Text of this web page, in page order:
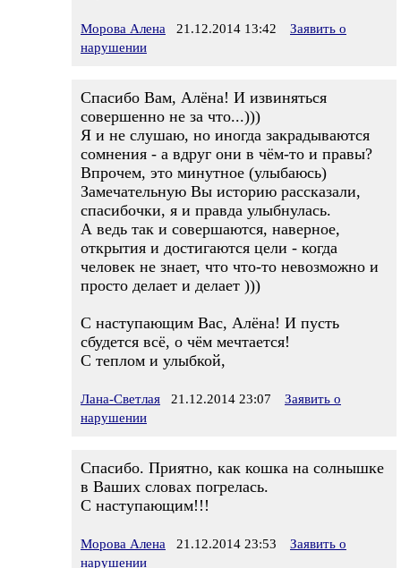
Морова Алена 21.12.2014 13:42
Заявить о
нарушении
Спасибо Вам, Алёна! И извиняться
совершенно не за что...)))
Я и не слушаю, но иногда закрадываются
сомнения - а вдруг они в чём-то и правы?
Впрочем, это минутное (улыбаюсь)
Замечательную Вы историю рассказали,
спасибочки, я и правда улыбнулась.
А ведь так и совершаются, наверное,
открытия и достигаются цели - когда
человек не знает, что что-то невозможно и
просто делает и делает )))
С наступающим Вас, Алёна! И пусть
сбудется всё, о чём мечтается!
С теплом и улыбкой,
Лана-Светлая 21.12.2014 23:07
Заявить о
нарушении
Спасибо. Приятно, как кошка на солнышке
в Ваших словах погрелась.
С наступающим!!!
Морова Алена 21.12.2014 23:53
Заявить о
нарушении